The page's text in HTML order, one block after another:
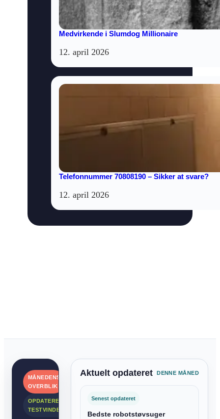
Medvirkende i Slumdog Millionaire
12. april 2026
Telefonnummer 70808190 – Sikker at svare?
12. april 2026
MÅNEDENS
OVERBLIK
OPDATEREDE
TESTVINDERE
Aktuelt opdateret DENNE MÅNED
Senest opdateret
Bedste robotstøvsuger